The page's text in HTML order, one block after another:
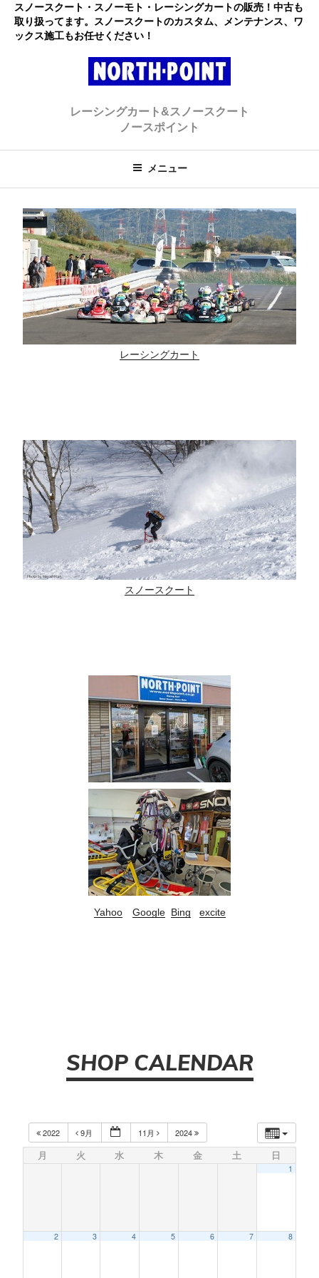
プ
スノースクート・スノーモト・レーシングカートの販売！中古も
取り扱ってます。スノースクートのカスタム、メンテナンス、ワ
ックス施工もお任せください！
ト ノースポイント
レーシングカート&スノースクート
ノースポイント
メニュー
レーシングカート
スノースクート
Yahoo Google Bing excite
SHOP CALENDAR
2022 9月 11月 2024
月 火 水 木 金 土 日
1
2 3 4 5 6 7 8